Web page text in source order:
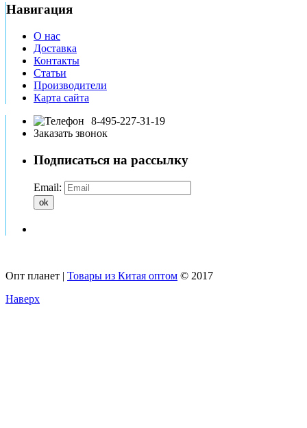
Навигация
О нас
Доставка
Контакты
Статьи
Производители
Карта сайта
8-495-227-31-19
Заказать звонок
Подписаться на рассылку
Email:
ok
Опт планет | Товары из Китая оптом © 2017
Наверх